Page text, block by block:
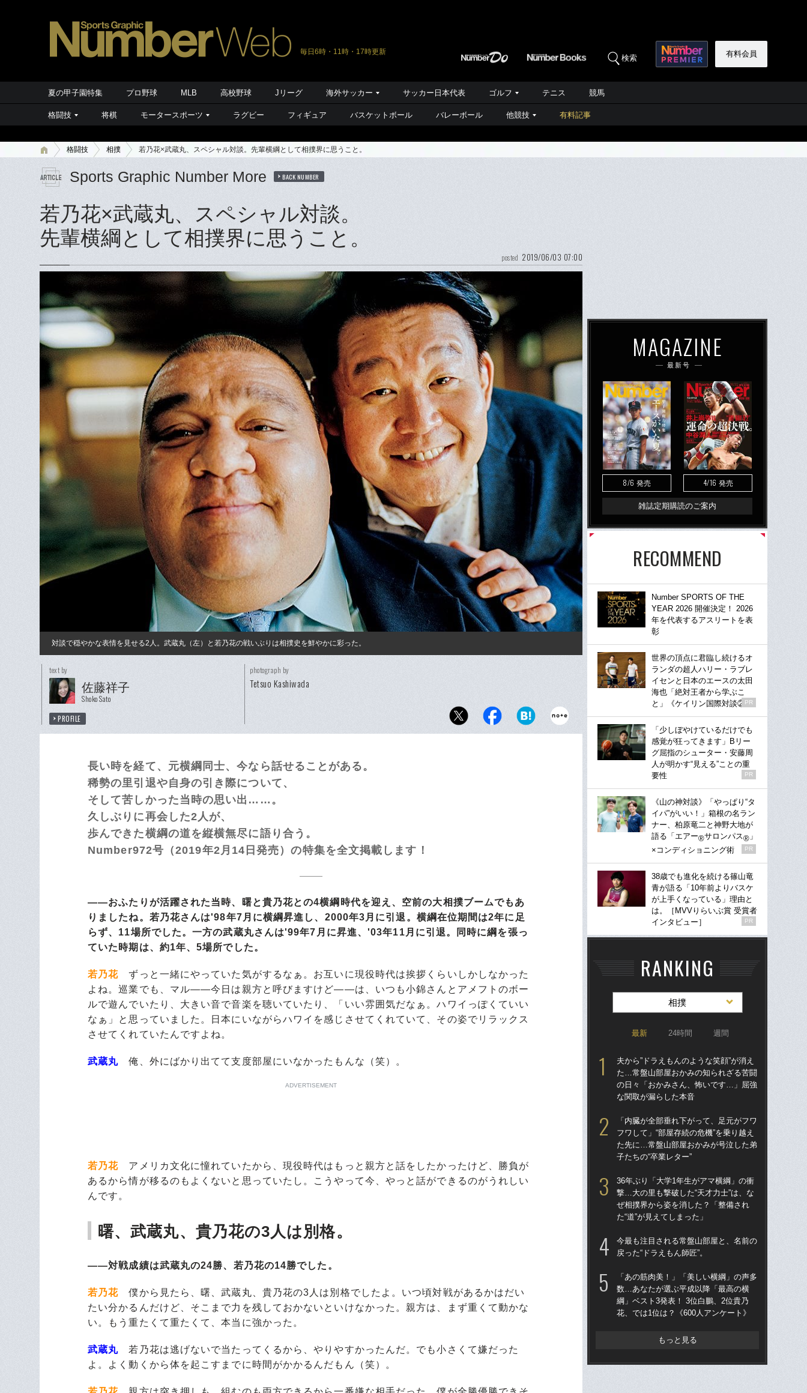
毎日6時・11時・17時更新
検索 有料会員
夏の甲子園特集 プロ野球 MLB 高校野球 Jリーグ 海外サッカー サッカー日本代表 ゴルフ テニス 競馬
格闘技 将棋 モータースポーツ ラグビー フィギュア バスケットボール バレーボール 他競技 有料記事
格闘技 相撲 若乃花×武蔵丸、スペシャル対談。先輩横綱として相撲界に思うこと。
Sports Graphic Number More BACK NUMBER
若乃花×武蔵丸、スペシャル対談。
先輩横綱として相撲界に思うこと。
posted 2019/06/03 07:00
対談で穏やかな表情を見せる2人。武蔵丸（左）と若乃花の戦いぶりは相撲史を鮮やかに彩った。
text by
佐藤祥子
Shoko Sato
PROFILE
photograph by
Tetsuo Kashiwada
長い時を経て、元横綱同士、今なら話せることがある。
稀勢の里引退や自身の引き際について、
そして苦しかった当時の思い出……。
久しぶりに再会した2人が、
歩んできた横綱の道を縦横無尽に語り合う。
Number972号（2019年2月14日発売）の特集を全文掲載します！
――おふたりが活躍された当時、曙と貴乃花との4横綱時代を迎え、空前の大相撲ブームでもあ
りましたね。若乃花さんは'98年7月に横綱昇進し、2000年3月に引退。横綱在位期間は2年に足
らず、11場所でした。一方の武蔵丸さんは'99年7月に昇進、'03年11月に引退。同時に綱を張っ
ていた時期は、約1年、5場所でした。
若乃花 ずっと一緒にやっていた気がするなぁ。お互いに現役時代は挨拶くらいしかしなかった
よね。巡業でも、マル――今日は親方と呼びますけど――は、いつも小錦さんとアメフトのボー
ルで遊んでいたり、大きい音で音楽を聴いていたり、「いい雰囲気だなぁ。ハワイっぽくていい
なぁ」と思っていました。日本にいながらハワイを感じさせてくれていて、その姿でリラックス
させてくれていたんですよね。
武蔵丸 俺、外にばかり出てて支度部屋にいなかったもんな（笑）。
ADVERTISEMENT
若乃花 アメリカ文化に憧れていたから、現役時代はもっと親方と話をしたかったけど、勝負が
あるから情が移るのもよくないと思っていたし。こうやって今、やっと話ができるのがうれしい
んです。
曙、武蔵丸、貴乃花の3人は別格。
――対戦成績は武蔵丸の24勝、若乃花の14勝でした。
若乃花 僕から見たら、曙、武蔵丸、貴乃花の3人は別格でしたよ。いつ頃対戦があるかはだい
たい分かるんだけど、そこまで力を残しておかないといけなかった。親方は、まず重くて動かな
い。もう重たくて重たくて、本当に強かった。
武蔵丸 若乃花は逃げないで当たってくるから、やりやすかったんだ。でも小さくて嫌だった
よ。よく動くから体を起こすまでに時間がかかるんだもん（笑）。
MAGAZINE
最新号
8/6 発売 4/16 発売
雑誌定期購読のご案内
RECOMMEND
Number SPORTS OF THE
YEAR 2026 開催決定！ 2026
年を代表するアスリートを表
彰
世界の頂点に君臨し続けるオ
ランダの超人ハリー・ラブレ
イセンと日本のエースの太田
海也「絶対王者から学ぶこ
と」《ケイリン国際対談②》
PR
「少しぼやけているだけでも
感覚が狂ってきます」Bリー
グ屈指のシューター・安藤周
人が明かす“見える”ことの重
要性
PR
《山の神対談》「やっぱり“タ
イパ”がいい！」箱根の名ラン
ナー、柏原竜二と神野大地が
語る「エアー®サロンパス® 」
×コンディショニング術
PR
38歳でも進化を続ける篠山竜
青が語る「10年前よりバスケ
が上手くなっている」理由と
は。［MVVりらいぶ賞 受賞者
インタビュー］
PR
RANKING
相撲
最新 24時間 週間
夫から”ドラえもんのような笑顔”が消え
た…常盤山部屋おかみの知られざる苦闘
の日々「おかみさん、怖いです…」屈強
な関取が漏らした本音
「内臓が全部垂れ下がって、足元がフワ
フワして」“部屋存続の危機”を乗り越え
た先に…常盤山部屋おかみが号泣した弟
子たちの“卒業レター”
36年ぶり「大学1年生がアマ横綱」の衝
撃…大の里も撃破した“天才力士”は、な
ぜ相撲界から姿を消した？「整備され
た“道”が見えてしまった」
今最も注目される常盤山部屋と、名前の
戻った“ドラえもん師匠”。
「あの筋肉美！」「美しい横綱」の声多
数…あなたが選ぶ平成以降「最高の横
綱」ベスト3発表！ 3位白鵬、2位貴乃
花、では1位は？《600人アンケート》
もっと見る